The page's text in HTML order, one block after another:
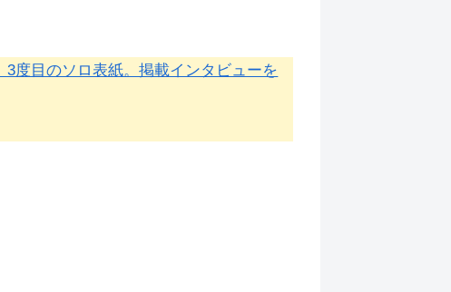
度目のソロ表紙。掲載インタビューを